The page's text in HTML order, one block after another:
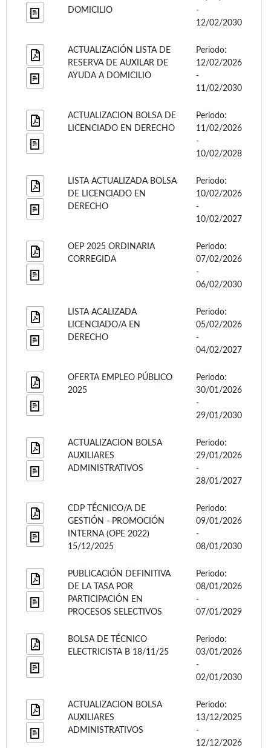
DOMICILIO
-
12/02/2030
ACTUALIZACIÓN LISTA DE
RESERVA DE AUXILAR DE
AYUDA A DOMICILIO
Periodo:
12/02/2026
-
11/02/2030
ACTUALIZACION BOLSA DE
LICENCIADO EN DERECHO
Periodo:
11/02/2026
-
10/02/2028
LISTA ACTUALIZADA BOLSA
DE LICENCIADO EN
DERECHO
Periodo:
10/02/2026
-
10/02/2027
OEP 2025 ORDINARIA
CORREGIDA
Periodo:
07/02/2026
-
06/02/2030
LISTA ACALIZADA
LICENCIADO/A EN
DERECHO
Periodo:
05/02/2026
-
04/02/2027
OFERTA EMPLEO PÚBLICO
2025
Periodo:
30/01/2026
-
29/01/2030
ACTUALIZACION BOLSA
AUXILIARES
ADMINISTRATIVOS
Periodo:
29/01/2026
-
28/01/2027
CDP TÉCNICO/A DE
GESTIÓN - PROMOCIÓN
INTERNA (OPE 2022)
15/12/2025
Periodo:
09/01/2026
-
08/01/2030
PUBLICACIÓN DEFINITIVA
DE LA TASA POR
PARTICIPACIÓN EN
PROCESOS SELECTIVOS
Periodo:
08/01/2026
-
07/01/2029
BOLSA DE TÉCNICO
ELECTRICISTA B 18/11/25
Periodo:
03/01/2026
-
02/01/2030
ACTUALIZACION BOLSA
AUXILIARES
ADMINISTRATIVOS
Periodo:
13/12/2025
-
12/12/2026